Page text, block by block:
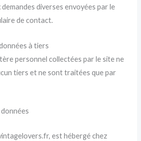
demandes diverses envoyées par le
de contact.
à tiers
personnel collectées par le site ne
tiers et ne sont traitées que par
est hébergé chez